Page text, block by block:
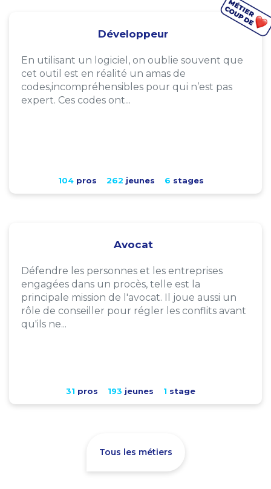
Développeur
En utilisant un logiciel, on oublie souvent que
cet outil est en réalité un amas de
codes,incompréhensibles pour qui n’est pas
expert. Ces codes ont...
104pros 262 jeunes 6 stages
Avocat
Défendre les personnes et les entreprises
engagées dans un procès, telle est la
principale mission de l'avocat. Il joue aussi un
rôle de conseiller pour régler les conflits avant
qu'ils ne...
31 pros 193 jeunes 1 stage
Tous les métiers